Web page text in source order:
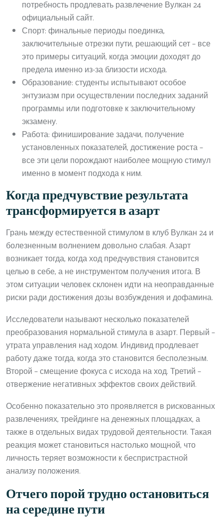
потребность продлевать развлечение Вулкан 24
официальный сайт.
Спорт: финальные периоды поединка,
заключительные отрезки пути, решающий сет – все
это примеры ситуаций, когда эмоции доходят до
предела именно из-за близости исхода.
Образование: студенты испытывают особое
энтузиазм при осуществлении последних заданий
программы или подготовке к заключительному
экзамену.
Работа: финиширование задачи, получение
установленных показателей, достижение роста –
все эти цели порождают наиболее мощную стимул
именно в момент подхода к ним.
Когда предчувствие результата
трансформируется в азарт
Грань между естественной стимулом в клуб Вулкан 24 и
болезненным волнением довольно слабая. Азарт
возникает тогда, когда ход предчувствия становится
целью в себе, а не инструментом получения итога. В
этом ситуации человек склонен идти на неоправданные
риски ради достижения дозы возбуждения и дофамина.
Исследователи называют несколько показателей
преобразования нормальной стимула в азарт. Первый –
утрата управления над ходом. Индивид продлевает
работу даже тогда, когда это становится бесполезным.
Второй – смещение фокуса с исхода на ход. Третий –
отвержение негативных эффектов своих действий.
Особенно показательно это проявляется в рискованных
развлечениях, трейдинге на денежных площадках, а
также в отдельных видах трудовой деятельности. Такая
реакция может становиться настолько мощной, что
личность теряет возможности к беспристрастной
анализу положения.
Отчего порой трудно остановиться
на середине пути